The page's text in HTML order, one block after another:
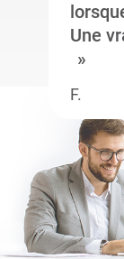
Une
F.